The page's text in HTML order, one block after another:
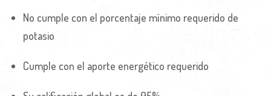
No cumple con el porcentaje mínimo requerido de
potasio
Cumple con el aporte energético requerido